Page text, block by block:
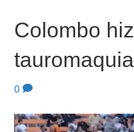
Colombo
tauromaquia
0